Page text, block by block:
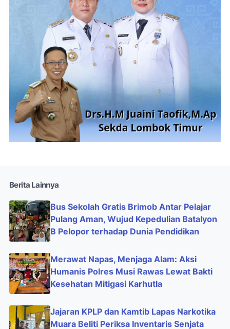
Berita Lainnya
Bus Sekolah Gratis Brimob Antar Pelajar
Pulang Aman, Wujud Kepedulian Batalyon
B Pelopor terhadap Dunia Pendidikan
Merawat Napas, Menjaga Alam: Aksi
Humanis Polres Musi Rawas Lewat Bakti
Kesehatan Mitigasi Karhutla
Jajaran KPLP dan Kamtib Lapas Narkotika
Muara Beliti Periksa Inventaris Senjata